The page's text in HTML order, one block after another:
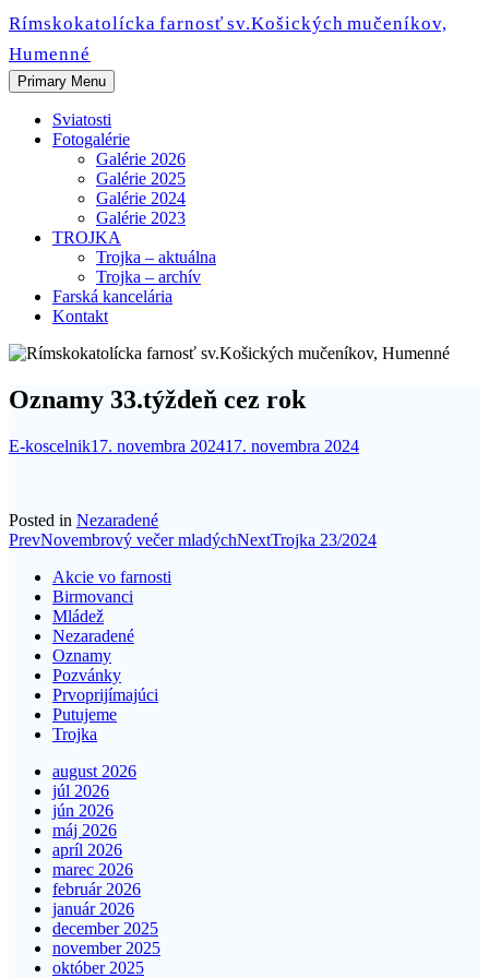
Skip
to
content
Rímskokatolícka farnosť sv.Košických mučeníkov,
Humenné
Primary Menu
Sviatosti
Fotogalérie
Galérie 2026
Galérie 2025
Galérie 2024
Galérie 2023
TROJKA
Trojka – aktuálna
Trojka – archív
Farská kancelária
Kontakt
Oznamy 33.týždeň cez rok
E-koscelnik17. novembra 202417. novembra 2024
Posted in Nezaradené
Post
navigation
PrevNovembrový večer mladýchNextTrojka 23/2024
Akcie vo farnosti
Birmovanci
Mládež
Nezaradené
Oznamy
Pozvánky
Prvoprijímajúci
Putujeme
Trojka
august 2026
júl 2026
jún 2026
máj 2026
apríl 2026
marec 2026
február 2026
január 2026
december 2025
november 2025
október 2025